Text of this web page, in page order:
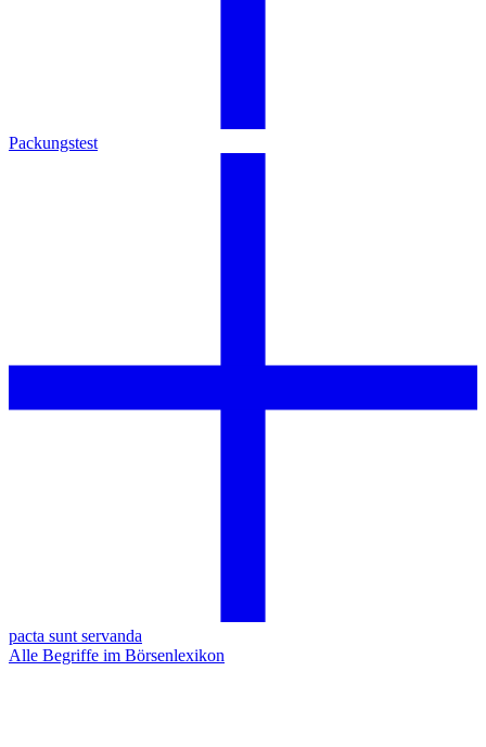
Packungstest
pacta sunt servanda
Alle Begriffe im Börsenlexikon